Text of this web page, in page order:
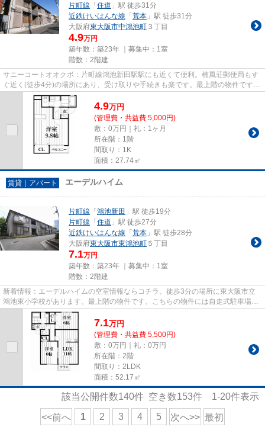
片町線 「 住道 」駅 徒歩31分
近鉄けいはんな線 「 荒本 」駅 徒歩31分
大阪府東大阪市中鴻池町 ３丁目
4.9万円
築年数：築23年 ｜募集中： 1室
階数：2階建
サニーコートオオクボ：片町線鴻池新田駅駅にも近くて便利。楠風荘郵便局もす
ぐ近く(徒歩4分)の場所にあり、受け取りや手続きも楽です。最上階の物件です。
最寄りの駅まで徒歩15分の物...
4.9万円
(管理費・共益費 5,000円)
敷：0万円｜礼：1ヶ月
所在階：1階
間取り：1K
面積：27.74㎡
賃貸｜アパート エーデルハイム
片町線 「 鴻池新田 」駅 徒歩19分
片町線 「 住道 」駅 徒歩27分
近鉄けいはんな線 「 荒本 」駅 徒歩28分
大阪府東大阪市東鴻池町 ５丁目
7.1万円
築年数：築23年 ｜募集中： 1室
階数：2階建
新着情報：エーデルハイムの空室情報ならコチラ。徒歩3分の場所に東大阪市立
鴻池東小学校があります。最上階の物件です。こちらの物件には自走式駐車場が
あります。住都エステートで...
7.1万円
(管理費・共益費 5,500円)
敷：0万円｜礼：0万円
所在階：2階
間取り：2LDK
面積：52.17㎡
該当公開件数140件 空き数153件 1-20件表示
<<前へ 1 2 3 4 5 次へ>> 最初